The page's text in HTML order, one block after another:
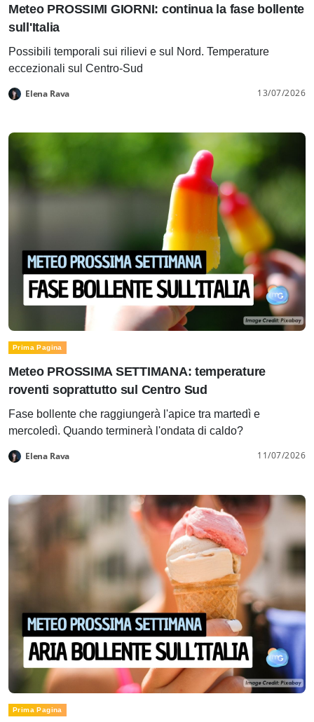
Meteo PROSSIMI GIORNI: continua la fase bollente
sull'Italia
Possibili temporali sui rilievi e sul Nord. Temperature
eccezionali sul Centro-Sud
Elena Rava 13/07/2026
Prima Pagina
Meteo PROSSIMA SETTIMANA: temperature
roventi soprattutto sul Centro Sud
Fase bollente che raggiungerà l'apice tra martedì e
mercoledì. Quando terminerà l'ondata di caldo?
Elena Rava 11/07/2026
Prima Pagina